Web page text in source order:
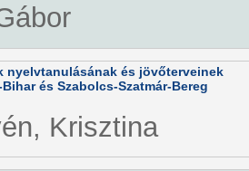
nyelvtanulásának és jövőterveinek
és Szabolcs-Szatmár-Bereg
Krisztina